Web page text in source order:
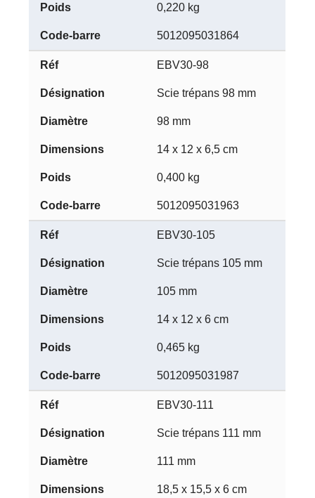
0,220 kg
5012095031864
EBV30-98
Scie trépans 98 mm
98 mm
14 x 12 x 6,5 cm
0,400 kg
5012095031963
EBV30-105
Scie trépans 105 mm
105 mm
14 x 12 x 6 cm
0,465 kg
5012095031987
EBV30-111
Scie trépans 111 mm
111 mm
18,5 x 15,5 x 6 cm